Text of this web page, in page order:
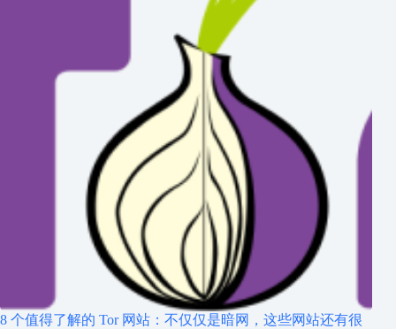
8 个值得了解的 Tor 网站：不仅仅是暗网，这些网站还有很